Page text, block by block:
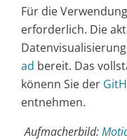
Für die
erforderlich. Die
ad bereit. Das
könenn Sie der
entnehmen.
Aufmacherbild: